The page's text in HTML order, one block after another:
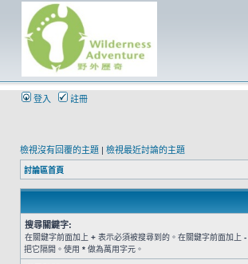
登入 註冊
檢視沒有回覆的主題 | 檢視最近討論的主題
討論區首頁
搜尋關鍵字:
在關鍵字前面加上 + 表示必須被搜尋到的。在關鍵字前面加上 -
把它隔開。使用 * 做為萬用字元。